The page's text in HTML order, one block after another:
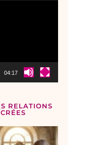
04:17
RELATIONS